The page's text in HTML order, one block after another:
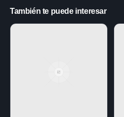
También te puede interesar